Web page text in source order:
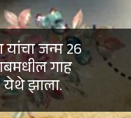
यांचा जन्म 26
गाह
येथे झाला.